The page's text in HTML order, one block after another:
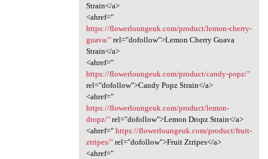
Strain</a>
<ahref="
https://flowerloungeuk.com/product/lemon-cherry-
guava/"rel="dofollow">Lemon Cherry Guava
Strain</a>
<ahref="
https://flowerloungeuk.com/product/candy-popz/"
rel="dofollow">Candy Popz Strain</a>
<ahref="
https://flowerloungeuk.com/product/lemon-
dropz/"rel="dofollow">Lemon Dropz Strain</a>
<ahref=" https://flowerloungeuk.com/product/fruit-
ztripes/"rel="dofollow">Fruit Ztripes</a>
<ahref="